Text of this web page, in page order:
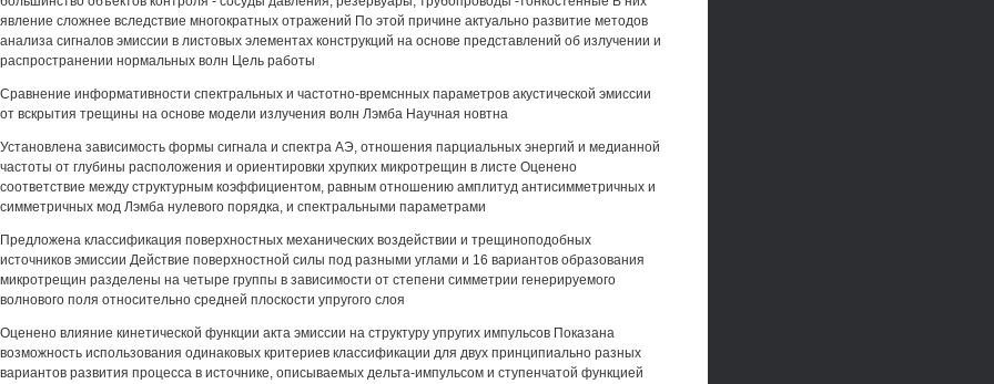
явление сложнее вследствие многократных отражений По этой причине актуально развитие методов
анализа сигналов эмиссии в листовых элементах конструкций на основе представлений об излучении и
распространении нормальных волн Цель работы
Сравнение информативности спектральных и частотно-времснных параметров акустической эмиссии
от вскрытия трещины на основе модели излучения волн Лэмба Научная новтна
Установлена зависимость формы сигнала и спектра АЭ, отношения парциальных энергий и медианной
частоты от глубины расположения и ориентировки хрупких микротрещин в листе Оценено
соответствие между структурным коэффициентом, равным отношению амплитуд антисимметричных и
симметричных мод Лэмба нулевого порядка, и спектральными параметрами
Предложена классификация поверхностных механических воздействии и трещиноподобных
источников эмиссии Действие поверхностной силы под разными углами и 16 вариантов образования
микротрещин разделены на четыре группы в зависимости от степени симметрии генерируемого
волнового поля относительно средней плоскости упругого слоя
Оценено влияние кинетической функции акта эмиссии на структуру упругих импульсов Показана
возможность использования одинаковых критериев классификации для двух принципиально разных
вариантов развития процесса в источнике, описываемых дельта-импульсом и ступенчатой функцией